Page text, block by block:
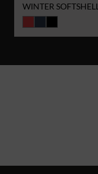
WINTER SOFTSHELL